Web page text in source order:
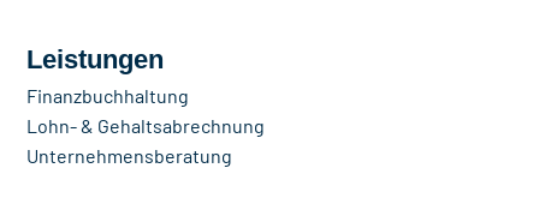
Leistungen
Finanzbuchhaltung
Lohn- & Gehaltsabrechnung
Unternehmensberatung